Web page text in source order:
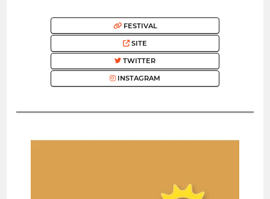
FESTIVAL
SITE
TWITTER
INSTAGRAM